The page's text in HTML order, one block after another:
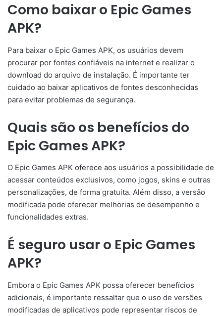
Como baixar o Epic Games
APK?
Para baixar o Epic Games APK, os usuários devem
procurar por fontes confiáveis na internet e realizar o
download do arquivo de instalação. É importante ter
cuidado ao baixar aplicativos de fontes desconhecidas
para evitar problemas de segurança.
Quais são os benefícios do
Epic Games APK?
O Epic Games APK oferece aos usuários a possibilidade de
acessar conteúdos exclusivos, como jogos, skins e outras
personalizações, de forma gratuita. Além disso, a versão
modificada pode oferecer melhorias de desempenho e
funcionalidades extras.
É seguro usar o Epic Games
APK?
Embora o Epic Games APK possa oferecer benefícios
adicionais, é importante ressaltar que o uso de versões
modificadas de aplicativos pode representar riscos de